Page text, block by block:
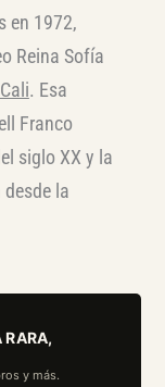
en 1972,
Reina Sofía
. Esa
Franco
siglo XX y la
la
RARA,
y más.